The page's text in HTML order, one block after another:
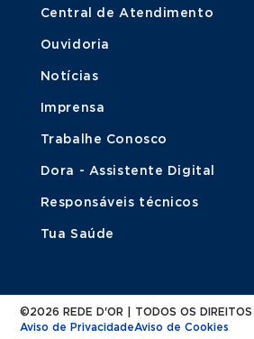
Central de Atendimento
Ouvidoria
Notícias
Imprensa
Trabalhe Conosco
Dora - Assistente Digital
Responsáveis técnicos
Tua Saúde
©2026 REDE D'OR | TODOS OS DIREITOS
Aviso de PrivacidadeAviso de Cookies